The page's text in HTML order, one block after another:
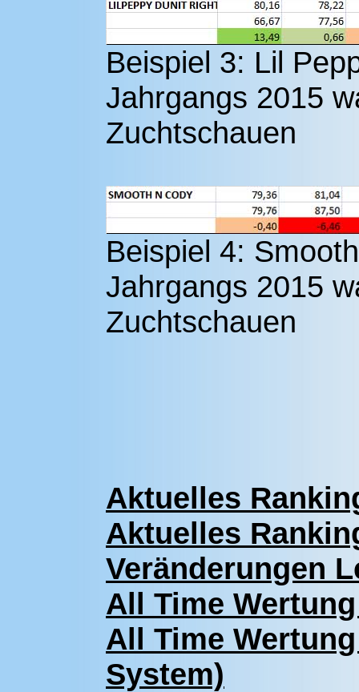
Beispiel 3: Lil
Jahrgangs 2015
Zuchtschauen
Beispiel 4:
Jahrgangs 2015
Zuchtschauen
Aktuelles
Aktuelles
Veränderungen
All Time
All Time
System)